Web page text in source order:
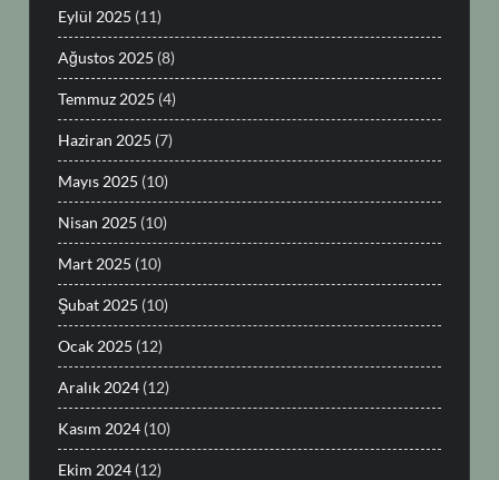
Eylül 2025 (11)
Ağustos 2025 (8)
Temmuz 2025 (4)
Haziran 2025 (7)
Mayıs 2025 (10)
Nisan 2025 (10)
Mart 2025 (10)
Şubat 2025 (10)
Ocak 2025 (12)
Aralık 2024 (12)
Kasım 2024 (10)
Ekim 2024 (12)